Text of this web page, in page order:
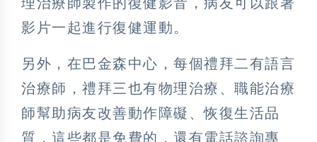
影片一起進行復健運動。
另外，在巴金森中心，每個禮拜二有語言
治療師，禮拜三也有物理治療、職能治療
師幫助病友改善動作障礙、恢復生活品
質，這些都是免費的，還有電話諮詢專